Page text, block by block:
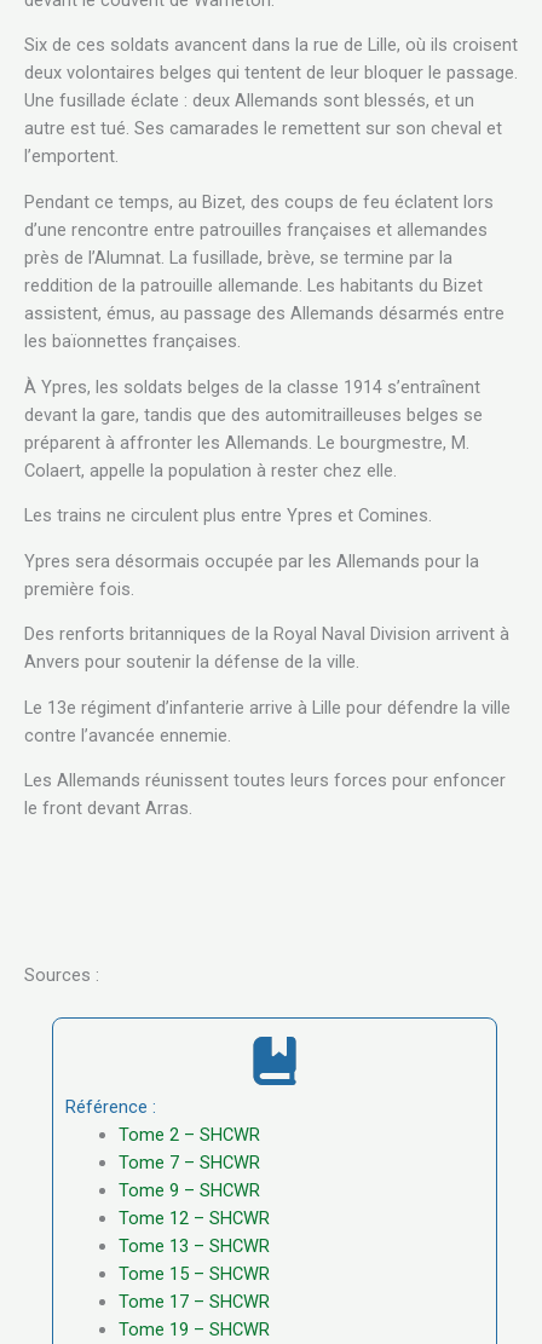
Six de ces soldats avancent dans la rue de Lille, où ils croisent
deux volontaires belges qui tentent de leur bloquer le passage.
Une fusillade éclate : deux Allemands sont blessés, et un
autre est tué. Ses camarades le remettent sur son cheval et
l’emportent.
Pendant ce temps, au Bizet, des coups de feu éclatent lors
d’une rencontre entre patrouilles françaises et allemandes
près de l’Alumnat. La fusillade, brève, se termine par la
reddition de la patrouille allemande. Les habitants du Bizet
assistent, émus, au passage des Allemands désarmés entre
les baïonnettes françaises.
À Ypres, les soldats belges de la classe 1914 s’entraînent
devant la gare, tandis que des automitrailleuses belges se
préparent à affronter les Allemands. Le bourgmestre, M.
Colaert, appelle la population à rester chez elle.
Les trains ne circulent plus entre Ypres et Comines.
Ypres sera désormais occupée par les Allemands pour la
première fois.
Des renforts britanniques de la Royal Naval Division arrivent à
Anvers pour soutenir la défense de la ville.
Le 13e régiment d’infanterie arrive à Lille pour défendre la ville
contre l’avancée ennemie.
Les Allemands réunissent toutes leurs forces pour enfoncer
le front devant Arras.
Sources :
Référence :
Tome 2 – SHCWR
Tome 7 – SHCWR
Tome 9 – SHCWR
Tome 12 – SHCWR
Tome 13 – SHCWR
Tome 15 – SHCWR
Tome 17 – SHCWR
Tome 19 – SHCWR